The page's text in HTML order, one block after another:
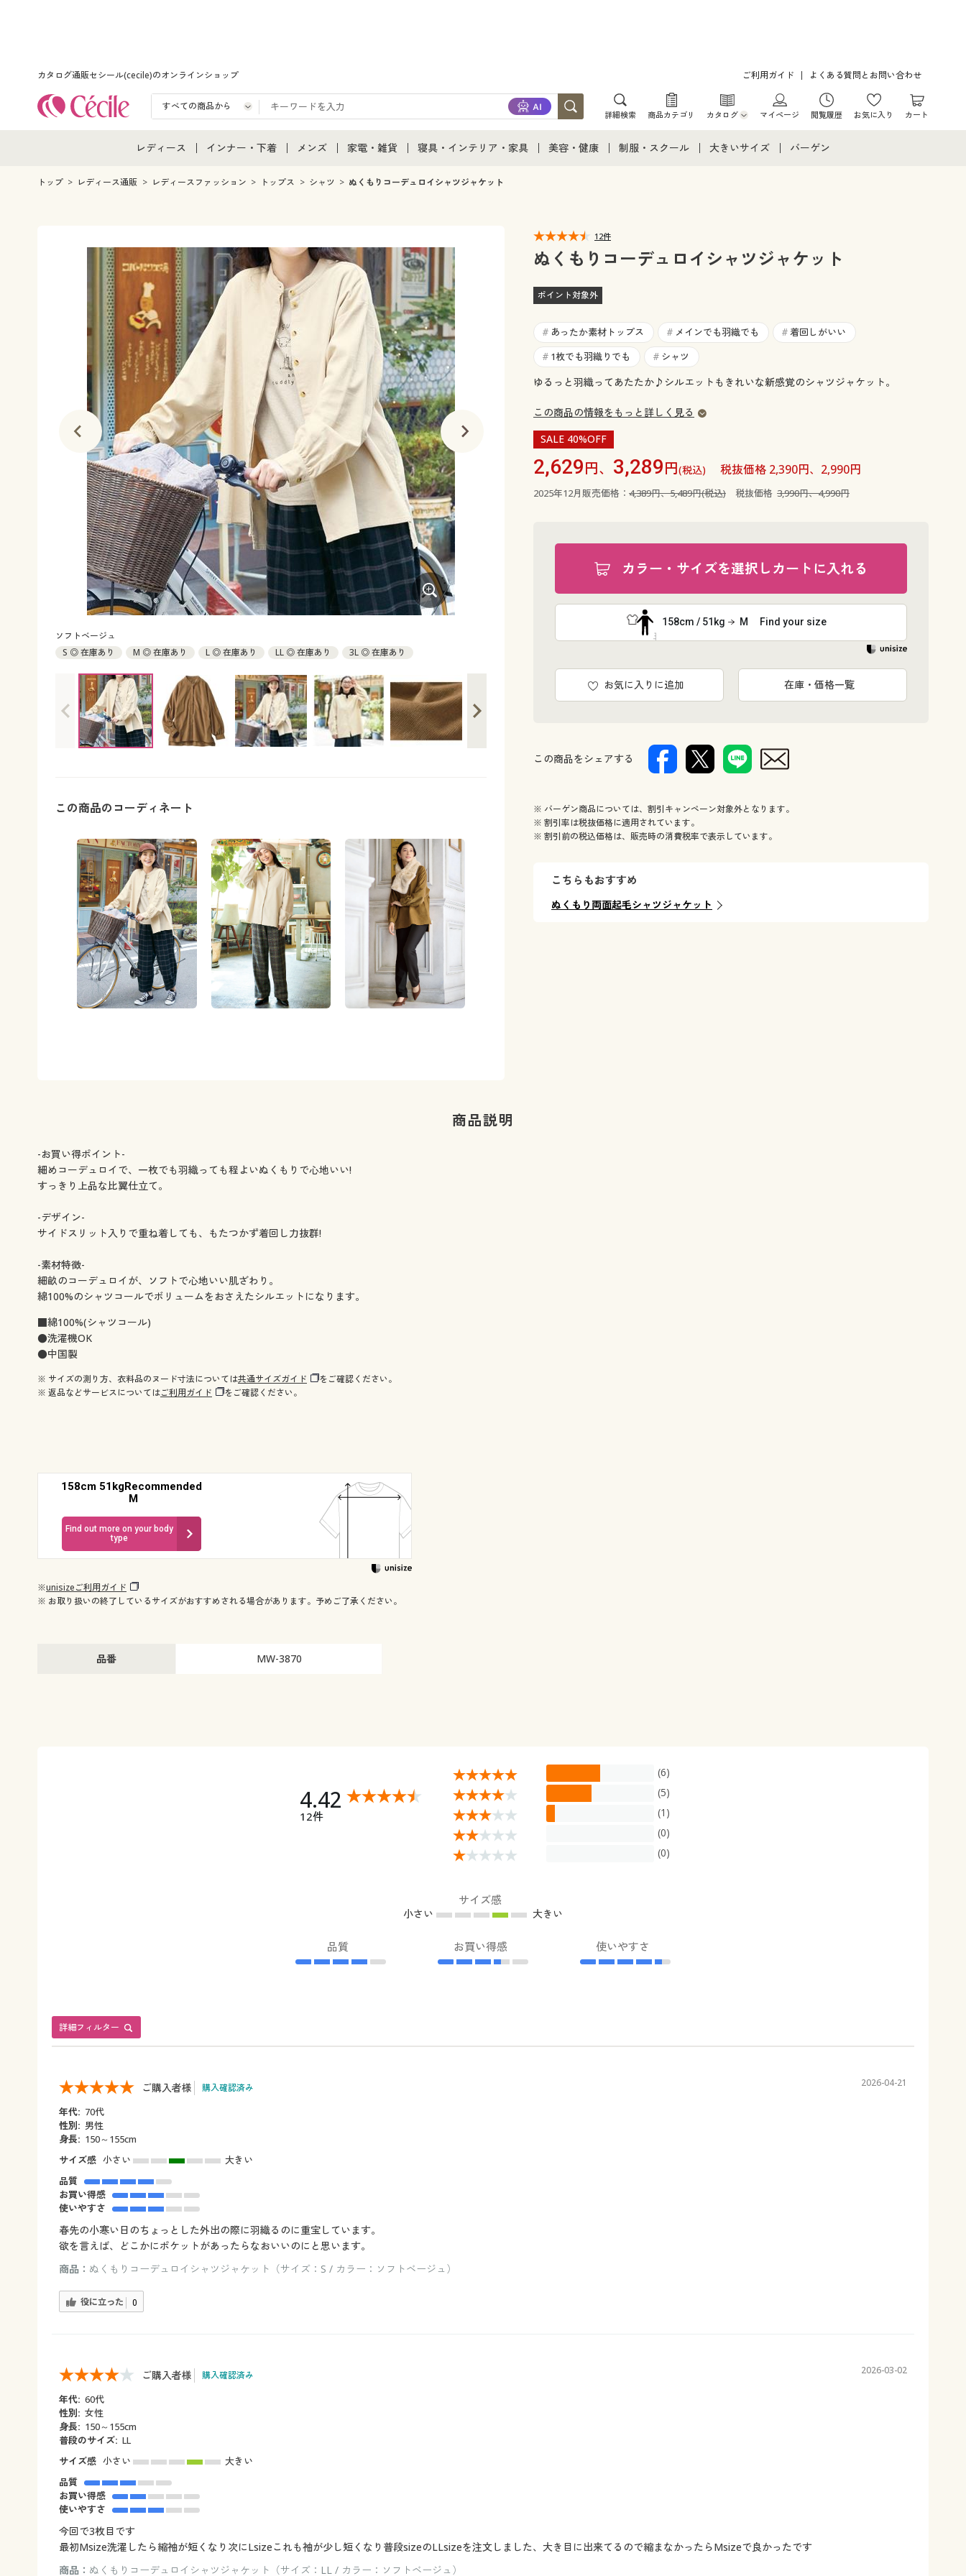
カタログ通販セシール(cecile)のオンラインショップ ご利用ガイド よくある質問とお問い合わせ
詳細検索 商品カテゴリ カタログ
カタログ・チラシからのご注文
マイページ 閲覧履歴 お気に入り カート
レディース
レディース通販すべて
女性下着
インナー・下着
インナー・下着通販すべて
メンズ下着
ジュニア・ティーンズ下着
メンズ
メンズ通販すべて
メンズ下着
家電・雑貨
家電・雑貨すべて
キッチン・雑貨・日用品
寝具・インテリア・家具
寝具・インテリア・家具通販すべて
寝具・ベッド
カーテン・ラグ・ファブリック
美容・健康 制服・スクール
ジュニア・ティーンズ下着
大きいサイズ
大きいサイズ レディース下着
大きいサイズ 事務・制服
バーゲン
トップ レディース通販 レディースファッション トップス シャツ ぬくもりコーデュロイシャツジャケット
ソフトベージュ
S ◎ 在庫あり
M ◎ 在庫あり L ◎ 在庫あり LL ◎ 在庫あり 3L ◎ 在庫あり
この商品のコーディネート
12件
ぬくもりコーデュロイシャツジャケット
ポイント対象外
# あったか素材トップス # メインでも羽織でも # 着回しがいい
# 1枚でも羽織りでも # シャツ
ゆるっと羽織ってあたたか♪シルエットもきれいな新感覚のシャツジャケット。
この商品の情報をもっと詳しく見る
SALE 40%OFF
2,629円、 3,289円(税込) 税抜価格 2,390円、2,990円
2025年12月販売価格： 4,389円、5,489円(税込) 税抜価格 3,990円、4,990円
カラー・サイズを選択しカートに入れる
158cm / 51kg M Find your size
お気に入りに追加 在庫・価格一覧
この商品をシェアする
※ バーゲン商品については、割引キャンペーン対象外となります。
※ 割引率は税抜価格に適用されています。
※ 割引前の税込価格は、販売時の消費税率で表示しています。
こちらもおすすめ
ぬくもり両面起毛シャツジャケット
商品説明
-お買い得ポイント-
細めコーデュロイで、一枚でも羽織っても程よいぬくもりで心地いい!
すっきり上品な比翼仕立て。
-デザイン-
サイドスリット入りで重ね着しても、もたつかず着回し力抜群!
-素材特徴-
細畝のコーデュロイが、ソフトで心地いい肌ざわり。
綿100%のシャツコールでボリュームをおさえたシルエットになります。
■綿100%(シャツコール)
●洗濯機OK
●中国製
※ サイズの測り方、衣料品のヌード寸法については共通サイズガイド
をご確認ください。
※ 返品などサービスについてはご利用ガイド をご確認ください。
158cm 51kgRecommended
M
Find out more on your body
type
※unisizeご利用ガイド
※ お取り扱いの終了しているサイズがおすすめされる場合があります。予めご了承ください。
品番 MW-3870
4.42
12件
(6)
(5)
(1)
(0)
(0)
サイズ感
小さい 大きい
品質 お買い得感 使いやすさ
詳細フィルター
ご購入者様 購入確認済み 2026-04-21
年代: 70代
性別: 男性
身長: 150～155cm
サイズ感 小さい
大きい
品質
お買い得感
使いやすさ
春先の小寒い日のちょっとした外出の際に羽織るのに重宝しています。
欲を言えば、どこかにポケットがあったらなおいいのにと思います。
商品： ぬくもりコーデュロイシャツジャケット（サイズ：S / カラー：ソフトベージュ）
役に立った 0
ご購入者様 購入確認済み 2026-03-02
年代: 60代
性別: 女性
身長: 150～155cm
普段のサイズ: LL
サイズ感 小さい
大きい
品質
お買い得感
使いやすさ
今回で3枚目です
最初Мsize洗濯したら縮袖が短くなり次にLsizeこれも袖が少し短くなり普段sizeのLLsizeを注文しました、大き目に出来てるので縮まなかったらМsizeで良かったです
商品： ぬくもりコーデュロイシャツジャケット（サイズ：LL / カラー：ソフトベージュ）